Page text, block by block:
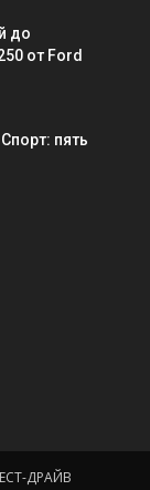
до
от Ford
пять
ДРАЙВ